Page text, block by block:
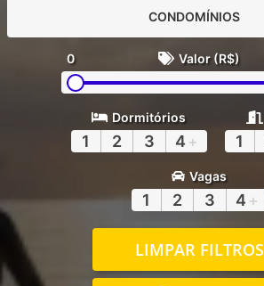
CONDOMÍNIOS
0 Valor (R$)
Dormitórios
1 2 3 4 + 1
Vagas
1 2 3 4 +
LIMPAR FILTROS